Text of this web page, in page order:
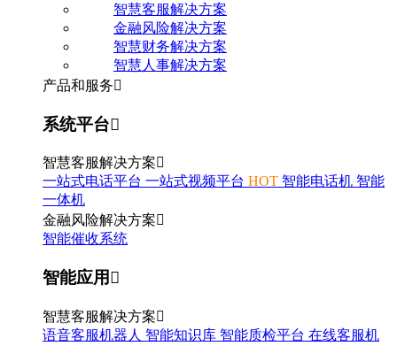
智慧客服解决方案
金融风险解决方案
智慧财务解决方案
智慧人事解决方案
产品和服务
系统平台
智慧客服解决方案
一站式电话平台 一站式视频平台 HOT 智能电话机 智能
一体机
金融风险解决方案
智能催收系统
智能应用
智慧客服解决方案
语音客服机器人 智能知识库 智能质检平台 在线客服机